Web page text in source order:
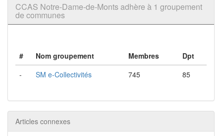
CCAS Notre-Dame-de-Monts adhère à 1 groupement
de communes
# Nom groupement Membres
Dpt
-
SM e-Collectivités 745 85
Articles connexes